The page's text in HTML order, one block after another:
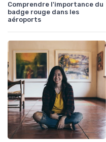
Comprendre l'importance du
badge rouge dans les
aéroports